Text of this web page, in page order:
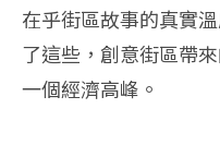
在乎街區故事的真實
了這些，創意街區帶
一個經濟高峰。